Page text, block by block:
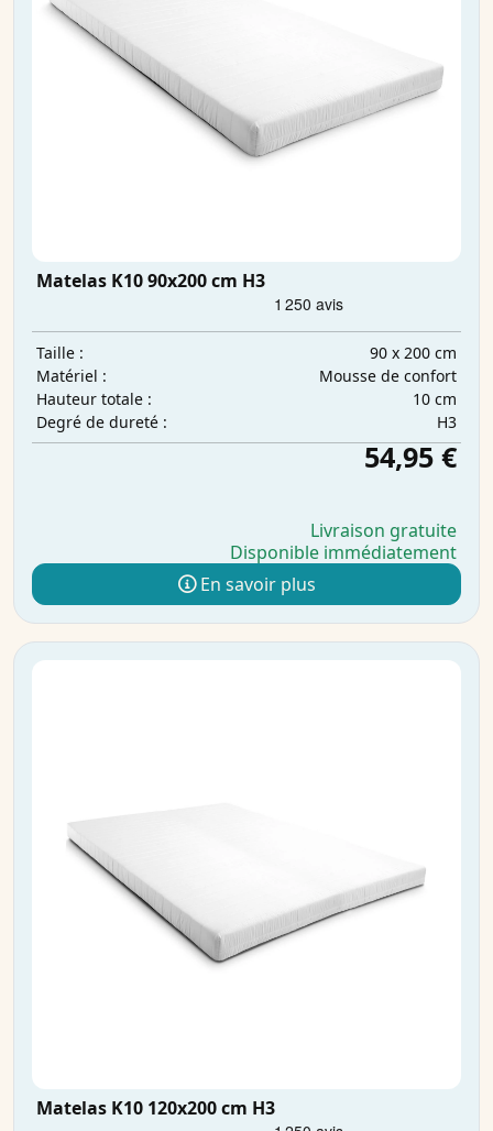
Matelas K10 90x200 cm H3
Taille :
90 x 200 cm
Matériel :
Mousse de confort
Hauteur totale :
10 cm
Degré de dureté :
H3
54,95 €
Livraison gratuite
Disponible immédiatement
En savoir plus
Matelas K10 120x200 cm H3